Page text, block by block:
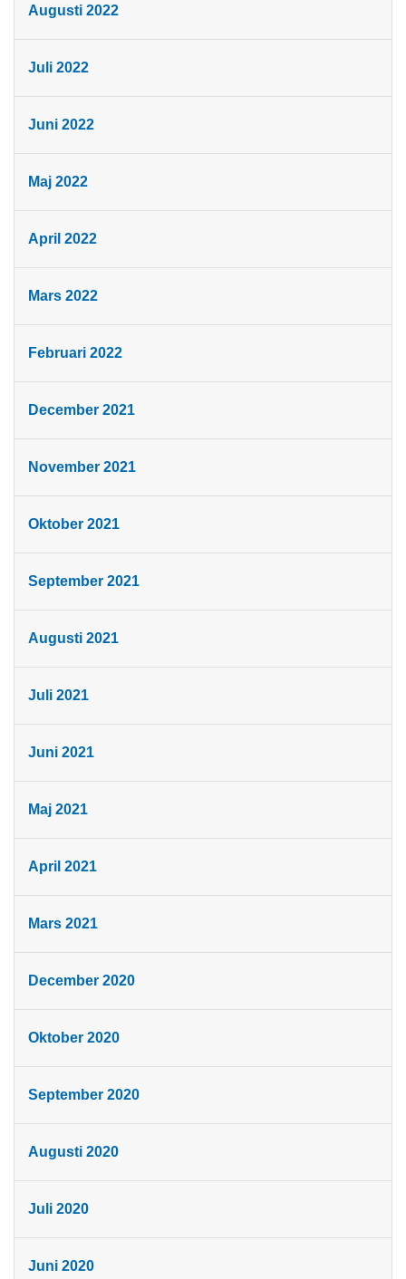
Augusti 2022
Juli 2022
Juni 2022
Maj 2022
April 2022
Mars 2022
Februari 2022
December 2021
November 2021
Oktober 2021
September 2021
Augusti 2021
Juli 2021
Juni 2021
Maj 2021
April 2021
Mars 2021
December 2020
Oktober 2020
September 2020
Augusti 2020
Juli 2020
Juni 2020